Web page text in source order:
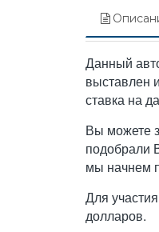
Данный
выставлен
ставка на
Вы можете
подобрали
мы начнем
Для
долларов.